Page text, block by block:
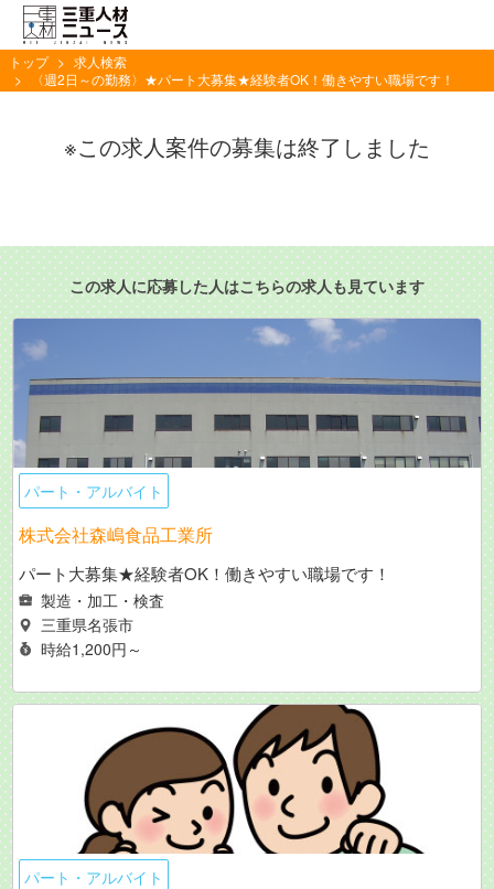
トップ
求人検索
〈週2日～の勤務〉★パート大募集★経験者OK！働きやすい職場です！
※この求人案件の募集は終了しました
この求人に応募した人はこちらの求人も見ています
パート・アルバイト
株式会社森嶋食品工業所
パート大募集★経験者OK！働きやすい職場です！
製造・加工・検査
三重県名張市
時給1,200円～
パート・アルバイト